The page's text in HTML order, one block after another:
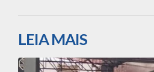
LEIA MAIS